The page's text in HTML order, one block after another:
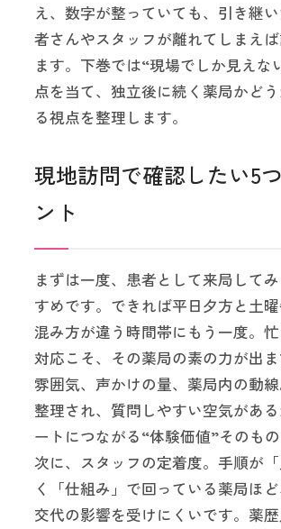
え、数字が整っていても、引き継
者さんやスタッフが離れてしまえ
ます。下巻では“現場でしか見えな
点を当て、独立後に続く薬局かど
る視点を整理します。
現地訪問で確認したい5
ント
まずは一度、患者として来局して
すめです。できれば平日夕方と土曜
混み方が違う時間帯にもう一度。
対応こそ、その薬局の素の力が出
雰囲気、声かけの量、薬局内の動
整理され、質問しやすい空気があ
ートにつながる“体験価値”そのもの
次に、スタッフの定着度。手順が
く「仕組み」で回っている薬局ほ
交代の影響を受けにくいです。薬